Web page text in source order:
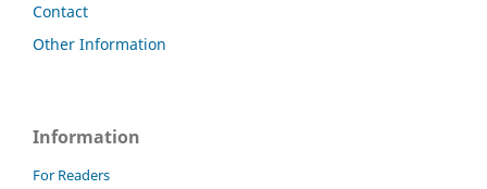
Contact
Other Information
Information
For Readers